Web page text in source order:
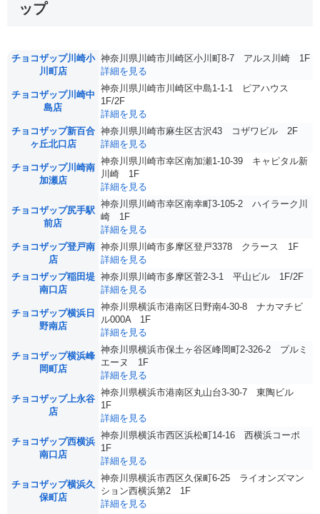
ップ
チョコザップ川崎小
川町店
神奈川県川崎市川崎区小川町8-7 アルス川崎 1F
詳細を見る
チョコザップ川崎中
島店
神奈川県川崎市川崎区中島1-1-1 ピアハウス
1F/2F
詳細を見る
チョコザップ新百合
ヶ丘北口店
神奈川県川崎市麻生区古沢43 コザワビル 2F
詳細を見る
チョコザップ川崎南
加瀬店
神奈川県川崎市幸区南加瀬1-10-39 キャピタル新
川崎 1F
詳細を見る
チョコザップ尻手駅
前店
神奈川県川崎市幸区南幸町3-105-2 ハイラーク川
崎 1F
詳細を見る
チョコザップ登戸南
店
神奈川県川崎市多摩区登戸3378 クラース 1F
詳細を見る
チョコザップ稲田堤
南口店
神奈川県川崎市多摩区菅2-3-1 平山ビル 1F/2F
詳細を見る
チョコザップ横浜日
野南店
神奈川県横浜市港南区日野南4-30-8 ナカマチビ
ル000A 1F
詳細を見る
チョコザップ横浜峰
岡町店
神奈川県横浜市保土ヶ谷区峰岡町2-326-2 プルミ
エーヌ 1F
詳細を見る
チョコザップ上永谷
店
神奈川県横浜市港南区丸山台3-30-7 東陶ビル
1F
詳細を見る
チョコザップ西横浜
南口店
神奈川県横浜市西区浜松町14-16 西横浜コーポ
1F
詳細を見る
チョコザップ横浜久
保町店
神奈川県横浜市西区久保町6-25 ライオンズマン
ション西横浜第2 1F
詳細を見る